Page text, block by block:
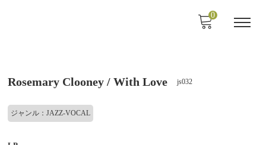
0
Rosemary Clooney / With Love js032
ジャンル：JAZZ-VOCAL